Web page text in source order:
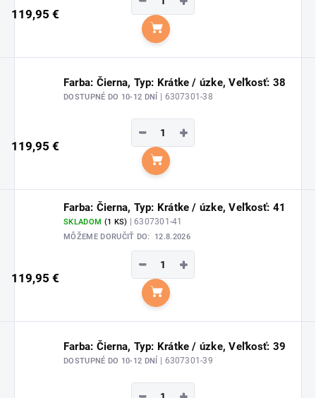
119,95 €
Do košíka
Farba: Čierna, Typ: Krátke / úzke, Veľkosť: 38
DOSTUPNÉ DO 10-12 DNÍ | 6307301-38
119,95 €
+
−
Do košíka
Farba: Čierna, Typ: Krátke / úzke, Veľkosť: 41
SKLADOM (1 KS) | 6307301-41
MÔŽEME DORUČIŤ DO: 12.8.2026
119,95 €
+
−
Do košíka
Farba: Čierna, Typ: Krátke / úzke, Veľkosť: 39
DOSTUPNÉ DO 10-12 DNÍ | 6307301-39